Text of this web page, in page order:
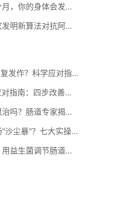
每天吃燕麦一个月，你的身体会发生什么变化
莱斯大学科学家发明新算法对抗阿尔茨海默病
晨起腹痛腹泻反复发作？科学应对指南来了
减肥期间便秘应对指南：四步改善肠道健康
慢性直肠炎能根治吗？肠道专家揭秘三大关键因素
大便干燥引发肠"沙尘暴"？七大实操方案缓解腹胀便秘
消化不良反复？用益生菌调节肠道缓解胀气不适